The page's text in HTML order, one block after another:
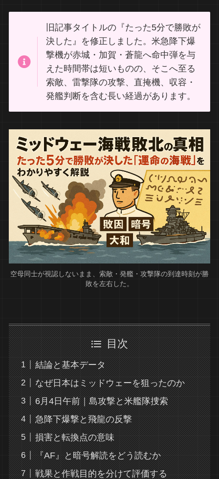
旧記事タイトルの『たった5分で勝敗が
決した』を修正しました。米急降下爆
撃機が赤城・加賀・蒼龍へ命中弾を与
えた時間帯は短いものの、そこへ至る
索敵、雷撃隊の攻撃、直掩機、収容・
発艦判断を含む長い経過があります。
空母同士が視認しないまま、索敵・発艦・攻撃隊の到達時刻が勝
敗を左右した。
目次
結論と基本データ
なぜ日本はミッドウェーを狙ったのか
6月4日午前｜島攻撃と米艦隊捜索
急降下爆撃と飛龍の反撃
損害と転換点の意味
『AF』と暗号解読をどう読むか
戦果と作戦目的を分けて評価する